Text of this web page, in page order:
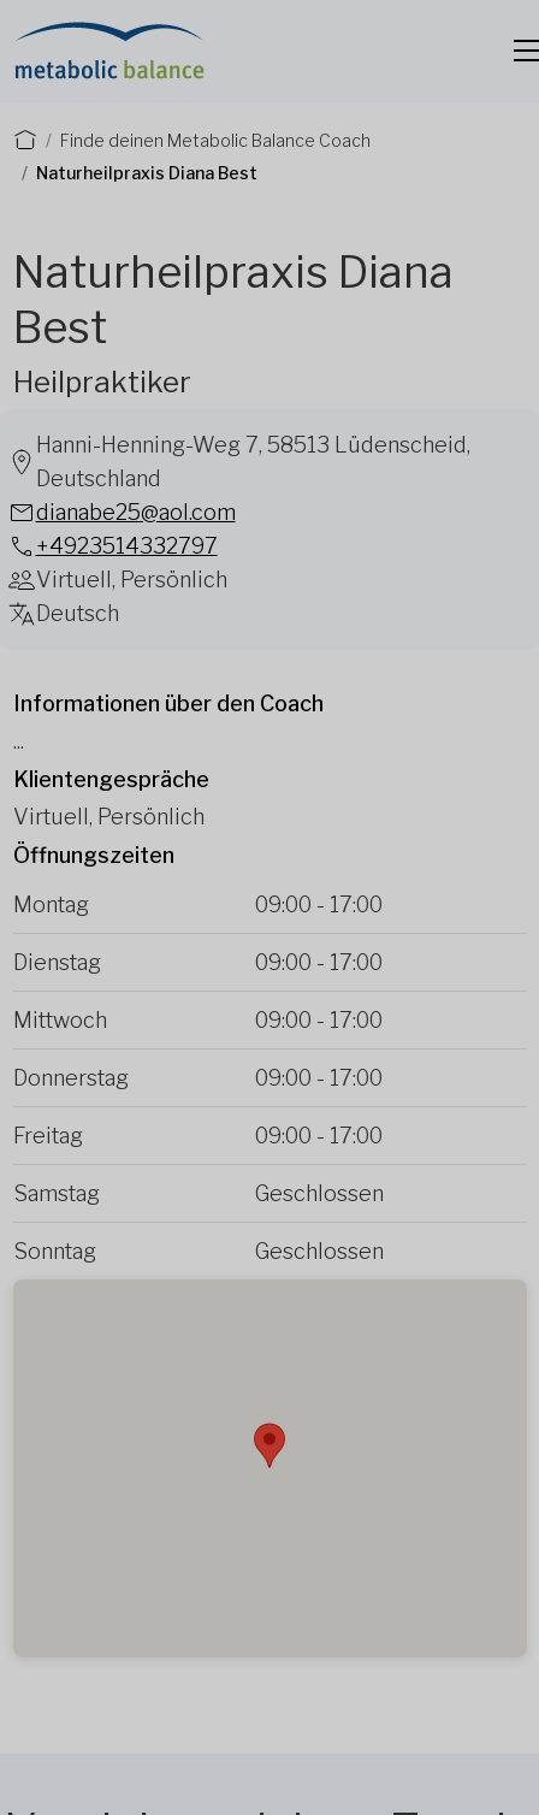
Finde deinen Metabolic Balance Coach
Naturheilpraxis Diana Best
Naturheilpraxis Diana
Best
Heilpraktiker
Hanni-Henning-Weg 7, 58513 Lüdenscheid,
Deutschland
dianabe25@aol.com
+4923514332797
Virtuell, Persönlich
Deutsch
Informationen über den Coach
...
Klientengespräche
Virtuell, Persönlich
Öffnungszeiten
Montag
09:00 - 17:00
Dienstag 09:00 - 17:00
Mittwoch 09:00 - 17:00
Donnerstag 09:00 - 17:00
Freitag 09:00 - 17:00
Samstag Geschlossen
Sonntag Geschlossen